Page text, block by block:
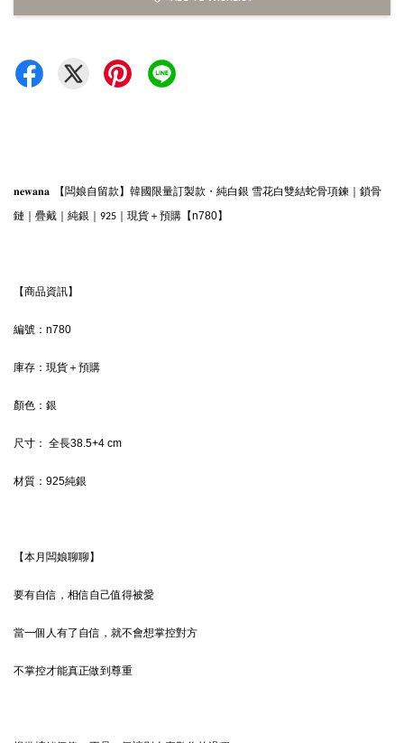
𝐧𝐞𝐰𝐚𝐧𝐚 【闆娘自留款】韓國限量訂製款・純白銀 雪花白雙結蛇骨項鍊｜鎖骨
鏈｜疊戴｜純銀｜925｜現貨＋預購 【n780】
【商品資訊】
編號：n780
庫存：現貨＋預購
顏色： 銀
尺寸： 全長38.5+4 cm
材質： 925純銀
【本月闆娘聊聊】
要有自信，相信自己值得被愛
當一個人有了自信，就不會想掌控對方
不掌控才能真正做到尊重